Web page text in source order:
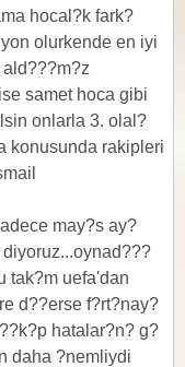
hocal?k fark?
olurkende en iyi
samet hoca gibi
onlarla 3. olal?
konusunda rakipleri
may?s ay?
tak?m uefa'dan
d??erse f?rt?nay?
hatalar?n? g?
daha ?nemliydi